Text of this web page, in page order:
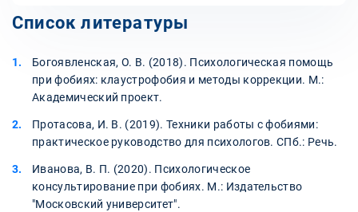
Список литературы
Богоявленская, О. В. (2018). Психологическая помощь
при фобиях: клаустрофобия и методы коррекции. М.:
Академический проект.
Протасова, И. В. (2019). Техники работы с фобиями:
практическое руководство для психологов. СПб.: Речь.
Иванова, В. П. (2020). Психологическое
консультирование при фобиях. М.: Издательство
"Московский университет".